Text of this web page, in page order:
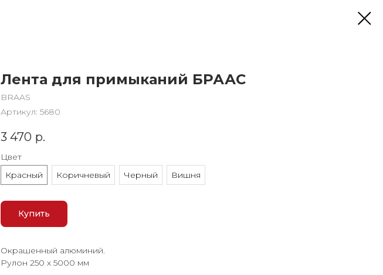
Лента для примыканий БРААС
BRAAS
Артикул: 5680
3 470 р.
Цвет
Красный
Коричневый Черный Вишня
Купить
Окрашенный алюминий.
Рулон 250 х 5000 мм